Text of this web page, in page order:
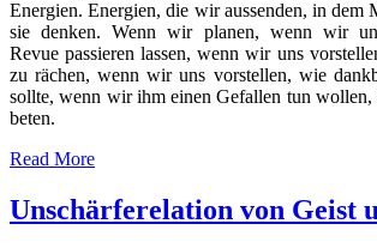
Energien. Energien, die wir aussenden, in dem
sie denken. Wenn wir planen, wenn wir
Revue passieren lassen, wenn wir uns
zu rächen, wenn wir uns vorstellen, wie
sollte, wenn wir ihm einen Gefallen tun
beten.
Read More
Unschärferelation von Geist